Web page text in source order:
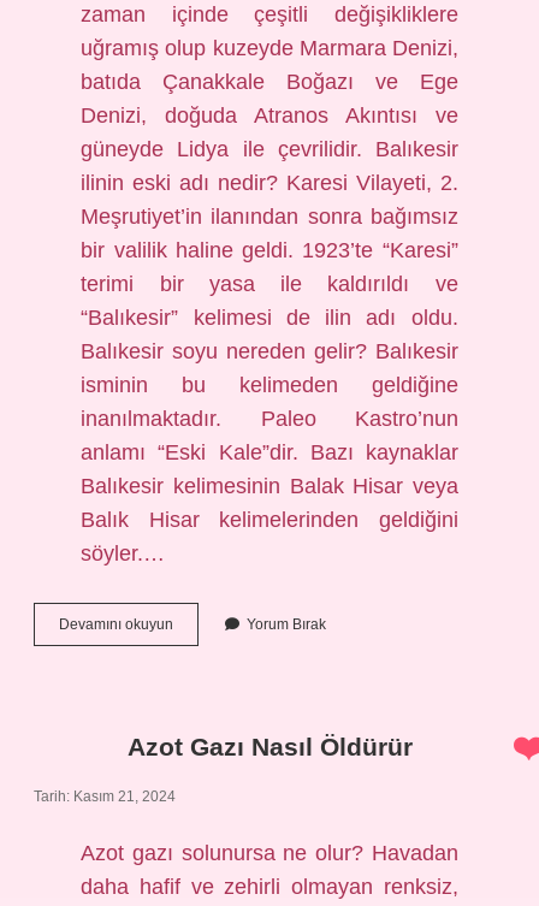
zaman içinde çeşitli değişikliklere
uğramış olup kuzeyde Marmara Denizi,
batıda Çanakkale Boğazı ve Ege
Denizi, doğuda Atranos Akıntısı ve
güneyde Lidya ile çevrilidir. Balıkesir
ilinin eski adı nedir? Karesi Vilayeti, 2.
Meşrutiyet’in ilanından sonra bağımsız
bir valilik haline geldi. 1923’te “Karesi”
terimi bir yasa ile kaldırıldı ve
“Balıkesir” kelimesi de ilin adı oldu.
Balıkesir soyu nereden gelir? Balıkesir
isminin bu kelimeden geldiğine
inanılmaktadır. Paleo Kastro’nun
anlamı “Eski Kale”dir. Bazı kaynaklar
Balıkesir kelimesinin Balak Hisar veya
Balık Hisar kelimelerinden geldiğini
söyler.…
Devamını okuyun Balıkesir
Ismi
Yorum Bırak
Azot Gazı Nasıl Öldürür
Tarih: Kasım 21, 2024
Azot gazı solunursa ne olur? Havadan
daha hafif ve zehirli olmayan renksiz,